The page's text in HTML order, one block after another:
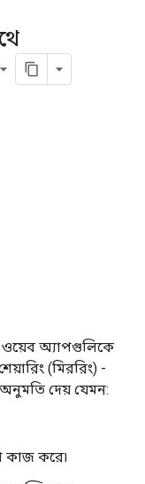
ওয়েব অ্যাপগুলিকে
(মিররিং) -
অনুমতি দেয় যেমন:
কাজ করে৷